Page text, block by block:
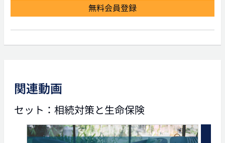
無料会員登録
前の動画
相続対策と生命保険(2)
保険の効果」
次の動画
相続対策と生命保険(4)
とは？」
関連動画
セット：相続対策と生命保険